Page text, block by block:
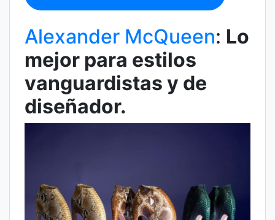
Alexander McQueen: Lo
mejor para estilos
vanguardistas y de
diseñador.